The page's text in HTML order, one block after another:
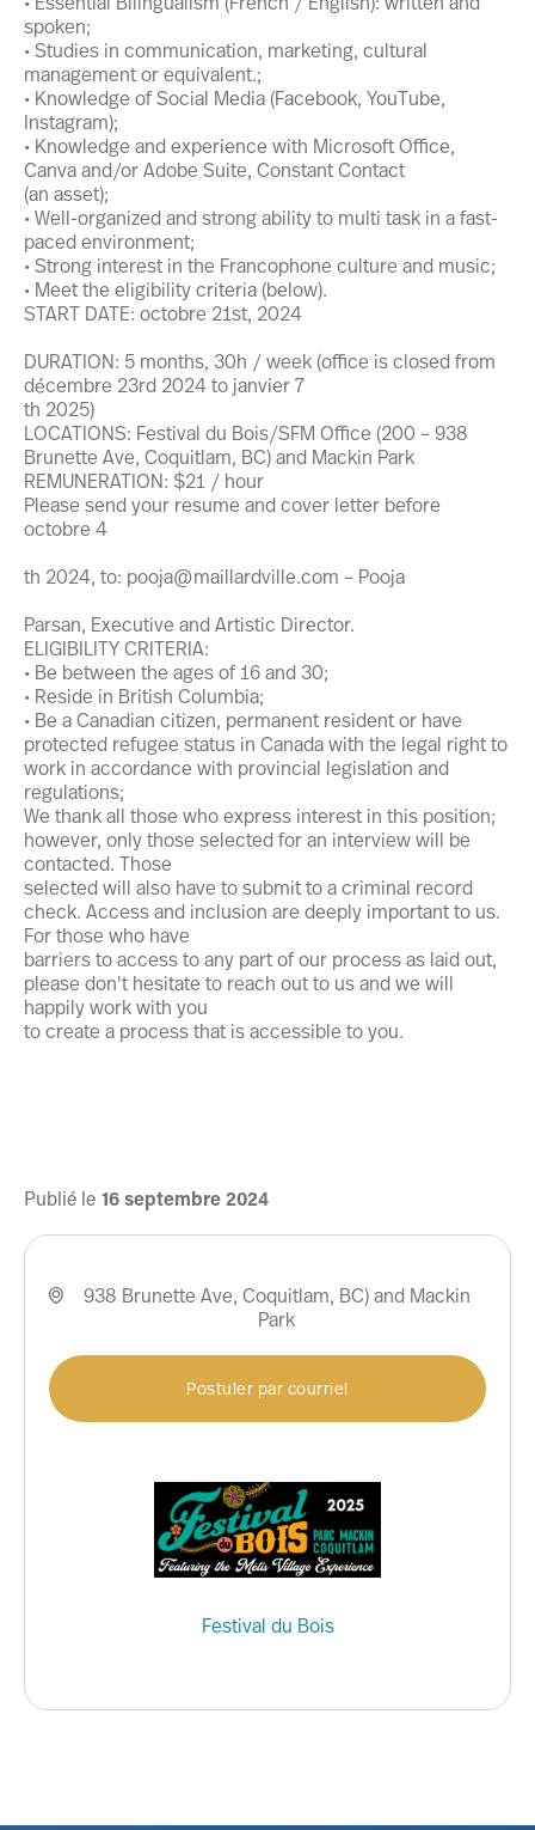
spoken;
• Studies in communication, marketing, cultural
management or equivalent.;
• Knowledge of Social Media (Facebook, YouTube,
Instagram);
• Knowledge and experience with Microsoft Office,
Canva and/or Adobe Suite, Constant Contact
(an asset);
• Well-organized and strong ability to multi task in a fast-
paced environment;
• Strong interest in the Francophone culture and music;
• Meet the eligibility criteria (below).
START DATE: octobre 21st, 2024
DURATION: 5 months, 30h / week (office is closed from
décembre 23rd 2024 to janvier 7
th 2025)
LOCATIONS: Festival du Bois/SFM Office (200 – 938
Brunette Ave, Coquitlam, BC) and Mackin Park
REMUNERATION: $21 / hour
Please send your resume and cover letter before
octobre 4
th 2024, to: pooja@maillardville.com – Pooja
Parsan, Executive and Artistic Director.
ELIGIBILITY CRITERIA:
• Be between the ages of 16 and 30;
• Reside in British Columbia;
• Be a Canadian citizen, permanent resident or have
protected refugee status in Canada with the legal right to
work in accordance with provincial legislation and
regulations;
We thank all those who express interest in this position;
however, only those selected for an interview will be
contacted. Those
selected will also have to submit to a criminal record
check. Access and inclusion are deeply important to us.
For those who have
barriers to access to any part of our process as laid out,
please don't hesitate to reach out to us and we will
happily work with you
to create a process that is accessible to you.
Publié le 16septembre2024

938 Brunette Ave, Coquitlam, BC) and Mackin
Park
Postuler par courriel
Festival du Bois